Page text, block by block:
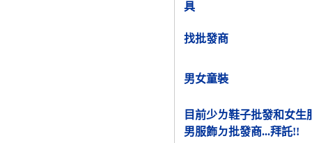
具
找批發商
男女童裝
目前少ㄌ鞋子批發和女生
男服飾ㄉ批發商...拜託!!